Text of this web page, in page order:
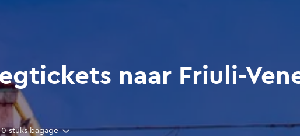
naar Friuli-
0 stuks bagage